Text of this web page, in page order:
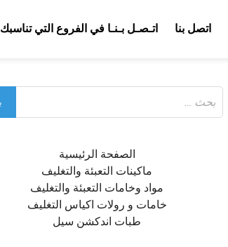
اتصل بنا اتـصـل بـنـا في الفروع التي تناسبك
عن:
الصفحة الرئيسية
ماكينات التعبئة والتغليف
مواد وخامات التعبئة والتغليف
خامات و رولات اكياس التغليف
طبات اندكشن سيل